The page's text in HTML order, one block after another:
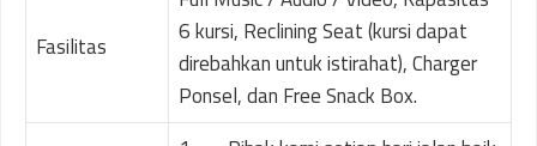
Fasilitas
6 kursi, Reclining Seat (kursi dapat
direbahkan untuk istirahat), Charger
Ponsel, dan Free Snack Box.